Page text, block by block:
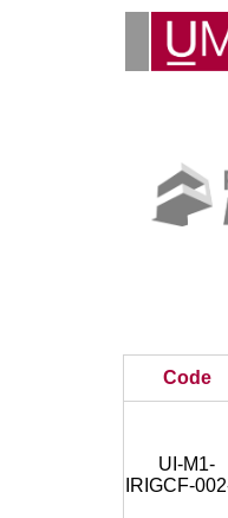
Code
UI-M1-
IRIGCF-